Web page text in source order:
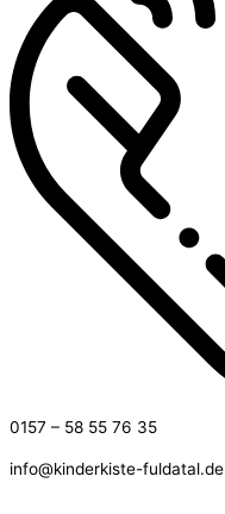
0157 – 58 55 76 35
info@kinderkiste-fuldatal.de